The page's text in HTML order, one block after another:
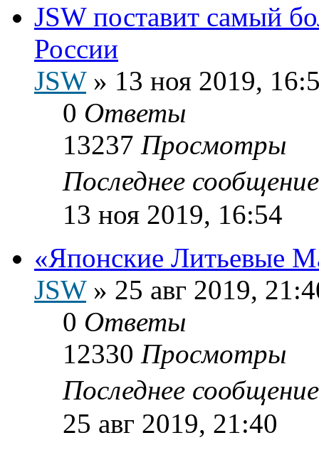
JSW поставит самый
России
JSW» 13 ноя 2019,
0 Ответы
13237 Просмотры
Последнее
13 ноя 2019, 16:54
«Японские Литьевые
JSW» 25 авг 2019,
0 Ответы
12330 Просмотры
Последнее
25 авг 2019, 21:40